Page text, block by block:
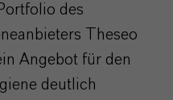
des
Theseo
Angebot für den
deutlich